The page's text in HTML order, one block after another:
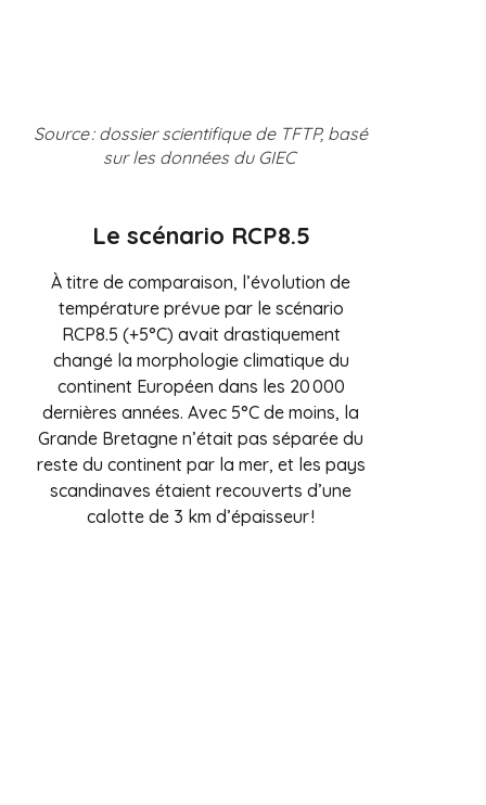
Source : dossier scientifique de TFTP, basé
sur les données du GIEC
Le scénario RCP8.5
À titre de comparaison, l’évolution de
température prévue par le scénario
RCP8.5 (+5°C) avait drastiquement
changé la morphologie climatique du
continent Européen dans les 20 000
dernières années. Avec 5°C de moins, la
Grande Bretagne n’était pas séparée du
reste du continent par la mer, et les pays
scandinaves étaient recouverts d’une
calotte de 3 km d’épaisseur !